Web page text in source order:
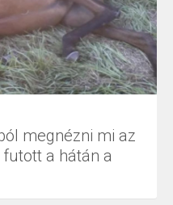
megnézni mi az
a hátán a